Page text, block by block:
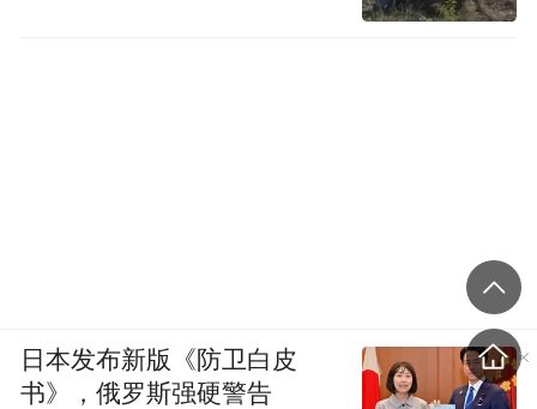
日本发布新版《防卫白皮
书》，俄罗斯强硬警告